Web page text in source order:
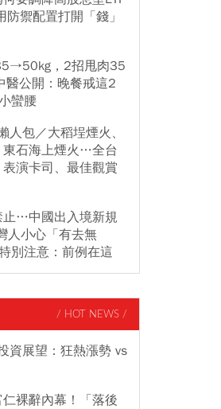
禦配置打開「錢」
，2招甩肉35
醫公開：晚餐戒這2
蠻腰
包／大稻埕煙火、
東石海上煙火…全台
演卡司、最佳觀賞
止…中國出入境新規
人小心「有去無
別注意：前例在這
/ HOT NEWS /
資展望：狂熱漲勢 vs
裸辭內幕！「落後